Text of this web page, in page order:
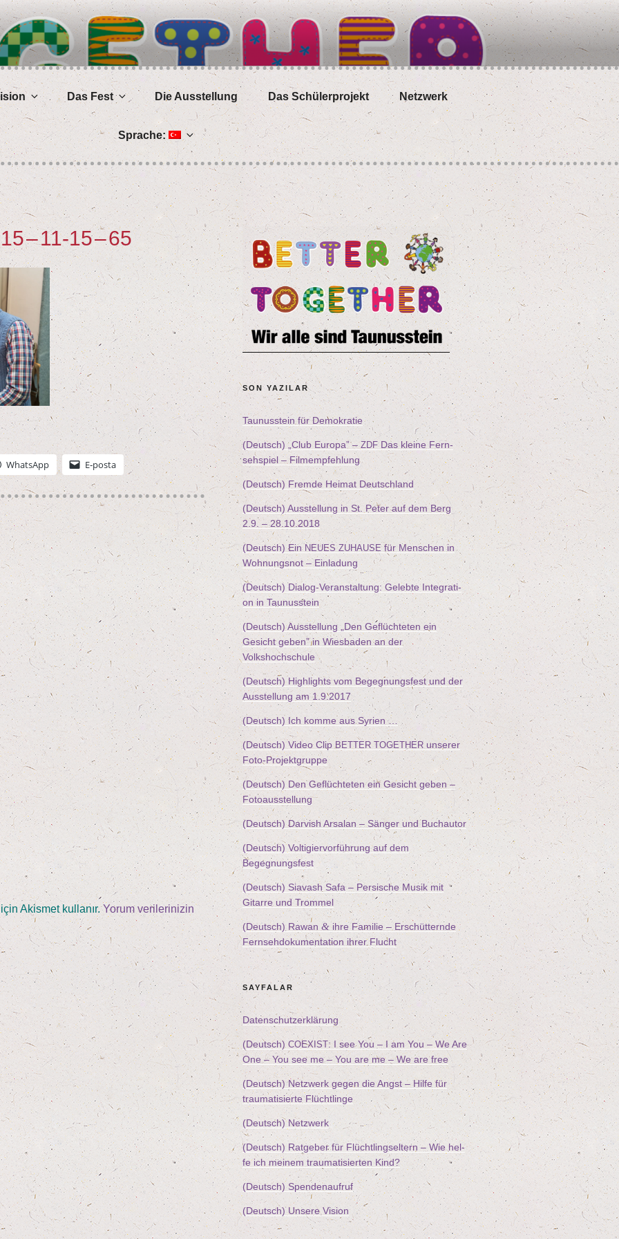
Das Fest Die Aus­stel­lung Das Schü­ler­pro­jekt Netz­werk
Spra­che:
15–11-15–65
Whats­App E‑posta
Akismet kullanır.Yorum verilerinizin
SON YAZILAR
Tau­nus­stein für Demokratie
(Deutsch) „Club Euro­pa” –ZDFDas klei­ne Fern­
seh­spiel – Filmempfehlung
(Deutsch) Frem­de Hei­mat Deutschland
(Deutsch) Aus­stel­lung in St. Peter auf dem Berg
2 9 . –28.10.2018
(Deutsch) EinNEUES ZUHAUSE für Men­schen in
Woh­nungs­not – Einladung
(Deutsch) Dia­log-Ver­an­stal­tung: Geleb­te Inte­gra­ti­
on in Taunusstein
(Deutsch) Aus­stel­lung
Den Geflüch­te­ten ein
Gesicht geben” in Wies­ba­den an der
Volkshochschule
(Deutsch) High­lights vom Begeg­nungs­fest und der
Aus­stel­lung am1 9.2017
(Deutsch) Ich kom­me aus Syrien …
(Deutsch) Video Clip BETTER TOGETHERunse­rer
Foto-Projektgruppe
(Deutsch) Den Geflüch­te­ten ein Gesicht geben –
Fotoausstellung
(Deutsch) Dar­vish Arsalan – Sän­ger und Buchautor
(Deutsch) Vol­ti­gier­vor­füh­rung auf dem
Begegnungsfest
(Deutsch) Sia­vash Safa – Per­si­sche Musik mit
Gitar­re und Trommel
(Deutsch) Rawan &ihre Fami­lie – Erschüt­tern­de
Fern­seh­do­ku­men­ta­ti­on ihrer Flucht
SAY­FA­LAR
Daten­schutz­er­klä­rung
(Deutsch) COEXIST: I see You – I am You – We Are
One – You see me – You are me – We are free
(Deutsch) Netz­werk gegen die Angst – Hil­fe für
trau­ma­ti­sier­te Flüchtlinge
(Deutsch) Netz­werk
(Deutsch) Rat­ge­ber für Flücht­lings­el­tern – Wie hel­
fe ich mei­nem trau­ma­ti­sier­ten Kind?
(Deutsch) Spen­den­auf­ruf
(Deutsch) Unse­re Vision